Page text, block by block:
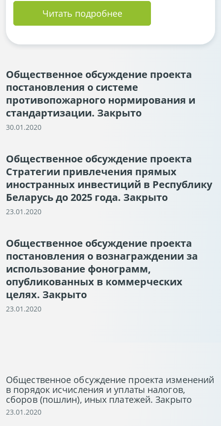
Читать подробнее
Общественное обсуждение проекта
постановления о системе
противопожарного нормирования и
стандартизации. Закрыто
30.01.2020
Общественное обсуждение проекта
Стратегии привлечения прямых
иностранных инвестиций в Республику
Беларусь до 2025 года. Закрыто
23.01.2020
Общественное обсуждение проекта
постановления о вознаграждении за
использование фонограмм,
опубликованных в коммерческих
целях. Закрыто
23.01.2020
Общественное обсуждение проекта изменений
в порядок исчисления и уплаты налогов,
сборов (пошлин), иных платежей. Закрыто
23.01.2020